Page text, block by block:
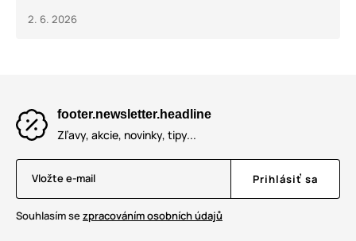
2. 6. 2026
footer.newsletter.headline
Zľavy, akcie, novinky, tipy...
Vložte e-mail Prihlásiť sa
Souhlasím sezpracováním osobních údajů